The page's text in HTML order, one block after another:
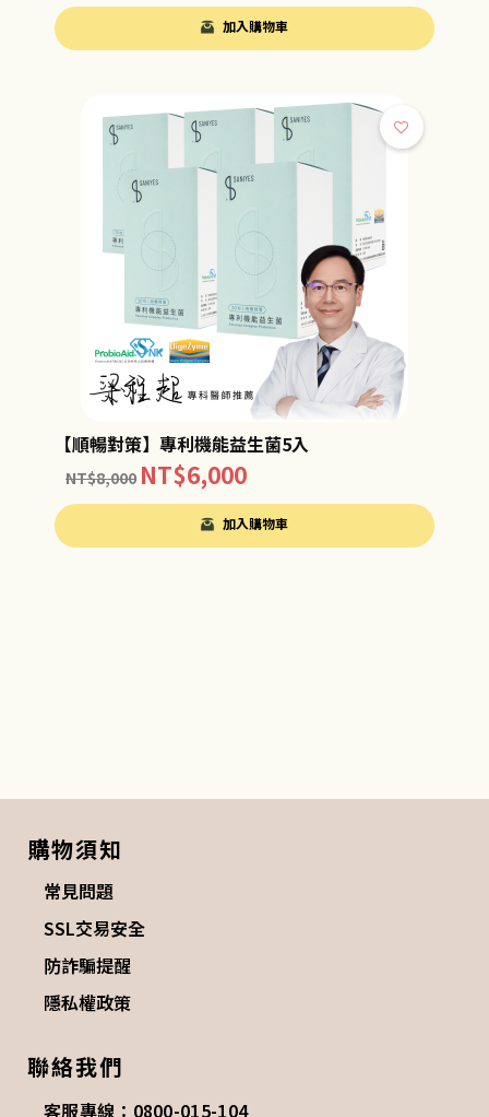
加入購物車
【順暢對策】專利機能益生菌5入
NT$8,000 NT$6,000
加入購物車
購物須知
常見問題
SSL交易安全
防詐騙提醒
隱私權政策
聯絡我們
客服專線：0800-015-104